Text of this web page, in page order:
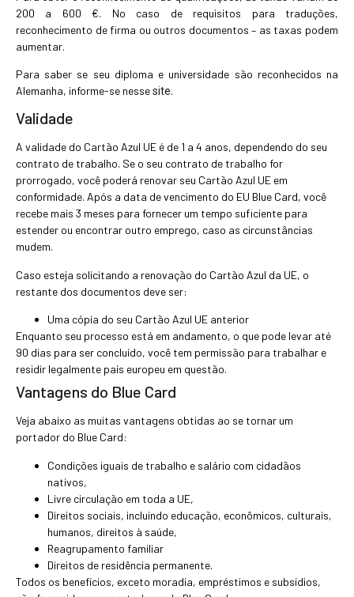
200 a 600 €. No caso de requisitos para traduções,
reconhecimento de firma ou outros documentos – as taxas podem
aumentar.
Para saber se seu diploma e universidade são reconhecidos na
Alemanha, informe-se nessesite.
Validade
A validade do Cartão Azul UE é de 1 a 4 anos, dependendo do seu
contrato de trabalho. Se o seu contrato de trabalho for
prorrogado, você poderá renovar seu Cartão Azul UE em
conformidade. Após a data de vencimento do EU Blue Card, você
recebe mais 3 meses para fornecer um tempo suficiente para
estender ou encontrar outro emprego, caso as circunstâncias
mudem.
Caso esteja solicitando a renovação do Cartão Azul da UE, o
restante dos documentos deve ser:
Uma cópia do seu Cartão Azul UE anterior
Enquanto seu processo está em andamento, o que pode levar até
90 dias para ser concluído, você tem permissão para trabalhar e
residir legalmente país europeu em questão.
Vantagens do Blue Card
Veja abaixo as muitas vantagens obtidas ao se tornar um
portador do Blue Card:
Condições iguais de trabalho e salário com cidadãos
nativos,
Livre circulação em toda a UE,
Direitos sociais, incluindo educação, econômicos, culturais,
humanos, direitos à saúde,
Reagrupamento familiar
Direitos de residência permanente.
Todos os benefícios, exceto moradia, empréstimos e subsídios,